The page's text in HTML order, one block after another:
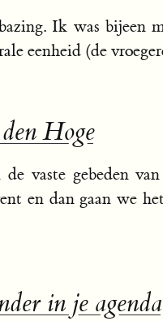
Ik was bijeen
eenheid (de
Hoge
vaste gebeden van
en dan gaan we
in je agenda